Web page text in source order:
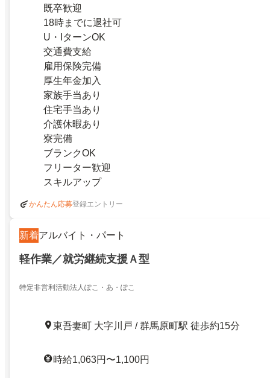
既卒歓迎
18時までに退社可
U・IターンOK
交通費支給
雇用保険完備
厚生年金加入
家族手当あり
住宅手当あり
介護休暇あり
寮完備
ブランクOK
フリーター歓迎
スキルアップ
かんたん応募登録エントリー
新着アルバイト・パート
軽作業／就労継続支援Ａ型
特定非営利活動法人ぽこ・あ・ぽこ
東吾妻町 大字川戸 / 群馬原町駅 徒歩約15分
時給1,063円〜1,100円